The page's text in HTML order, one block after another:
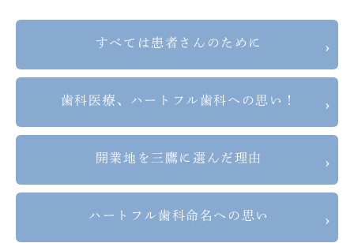
すべては患者さんのために
歯科医療、 ハートフル歯科への思い！
開業地を三鷹に選んだ理由
ハートフル歯科命名への思い